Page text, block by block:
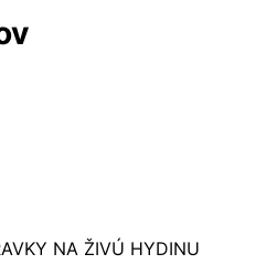
NA ŽIVÚ HYDINU